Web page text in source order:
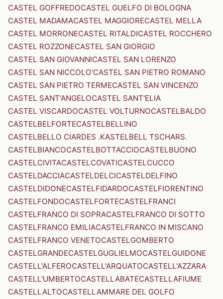
CASTEL GOFFREDOCASTEL GUELFO DI BOLOGNA
CASTEL MADAMACASTEL MAGGIORECASTEL MELLA
CASTEL MORRONECASTEL RITALDICASTEL ROCCHERO
CASTEL ROZZONECASTEL SAN GIORGIO
CASTEL SAN GIOVANNICASTEL SAN LORENZO
CASTEL SAN NICCOLO'CASTEL SAN PIETRO ROMANO
CASTEL SAN PIETRO TERMECASTEL SAN VINCENZO
CASTEL SANT'ANGELOCASTEL SANT'ELIA
CASTEL VISCARDOCASTEL VOLTURNOCASTELBALDO
CASTELBELFORTECASTELBELLINO
CASTELBELLO CIARDES .KASTELBELL TSCHARS.
CASTELBIANCOCASTELBOTTACCIOCASTELBUONO
CASTELCIVITACASTELCOVATICASTELCUCCO
CASTELDACCIACASTELDELCICASTELDELFINO
CASTELDIDONECASTELFIDARDOCASTELFIORENTINO
CASTELFONDOCASTELFORTECASTELFRANCI
CASTELFRANCO DI SOPRACASTELFRANCO DI SOTTO
CASTELFRANCO EMILIACASTELFRANCO IN MISCANO
CASTELFRANCO VENETOCASTELGOMBERTO
CASTELGRANDECASTELGUGLIELMOCASTELGUIDONE
CASTELL'ALFEROCASTELL'ARQUATOCASTELL'AZZARA
CASTELL'UMBERTOCASTELLABATECASTELLAFIUME
CASTELLALTOCASTELLAMMARE DEL GOLFO